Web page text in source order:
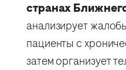
странах
анализирует
пациенты с
затем организует